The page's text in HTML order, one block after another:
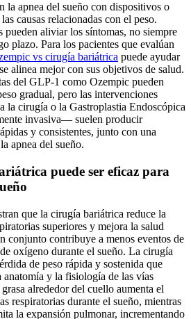
la apnea del sueño con dispositivos o
causas relacionadas con el peso.
pueden aliviar los síntomas, no siempre
plazo. Para los pacientes que evalúan
vs cirugía bariátrica puede ayudar
alinea mejor con sus objetivos de salud.
del GLP-1 como Ozempic pueden
gradual, pero las intervenciones
cirugía o la Gastroplastia Endoscópica
invasiva— suelen producir
y consistentes, junto con una
apnea del sueño.
puede ser eficaz para
que la cirugía bariátrica reduce la
superiores y mejora la salud
conjunto contribuye a menos eventos de
oxígeno durante el sueño. La cirugía
de peso rápida y sostenida que
anatomía y la fisiología de las vías
alrededor del cuello aumenta el
respiratorias durante el sueño, mientras
la expansión pulmonar, incrementando